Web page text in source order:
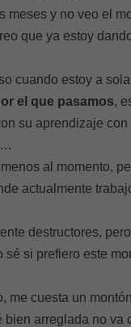
y no veo el
que ya estoy
cuando estoy a
el que pasamos,
su aprendizaje
al momento,
actualmente
destructores,
si prefiero este
me cuesta un
arreglada no va